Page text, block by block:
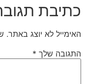
כתיבת
האימייל לא יוצג באתר.
התגובה שלך *